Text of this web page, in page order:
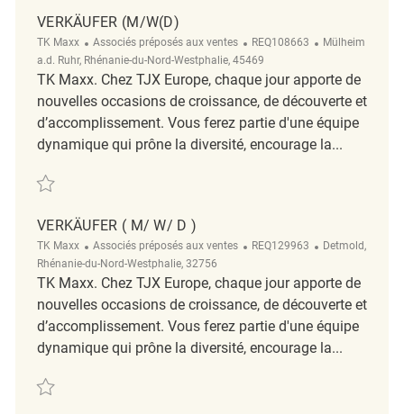
VERKÄUFER (M/W(D)
TK Maxx Catégorie
Associés préposés aux ventes ReqId
REQ108663 Emplacement
Mülheim
a.d. Ruhr, Rhénanie-du-Nord-Westphalie, 45469
TK Maxx. Chez TJX Europe, chaque jour apporte de
nouvelles occasions de croissance, de découverte et
d’accomplissement. Vous ferez partie d'une équipe
dynamique qui prône la diversité, encourage la...
Sauvegarder Verkäufer (m/w(d) REQ108663
VERKÄUFER ( M/ W/ D )
TK Maxx Catégorie
Associés préposés aux ventes ReqId
REQ129963 Emplacement
Detmold,
Rhénanie-du-Nord-Westphalie, 32756
TK Maxx. Chez TJX Europe, chaque jour apporte de
nouvelles occasions de croissance, de découverte et
d’accomplissement. Vous ferez partie d'une équipe
dynamique qui prône la diversité, encourage la...
Sauvegarder Verkäufer ( m/ w/ d ) REQ129963